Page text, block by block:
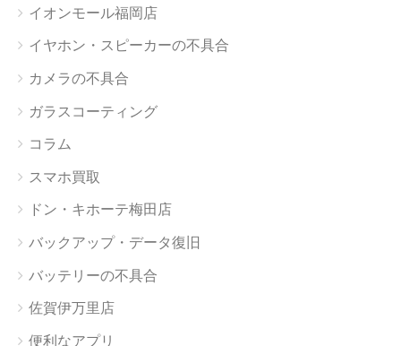
イオンモール福岡店
イヤホン・スピーカーの不具合
カメラの不具合
ガラスコーティング
コラム
スマホ買取
ドン・キホーテ梅田店
バックアップ・データ復旧
バッテリーの不具合
佐賀伊万里店
便利なアプリ